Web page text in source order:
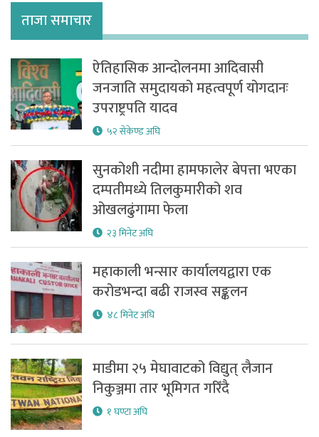
ताजा समाचार
ऐतिहासिक आन्दोलनमा आदिवासी
जनजाति समुदायको महत्वपूर्ण योगदानः
उपराष्ट्रपति यादव
५२ सेकेण्ड अघि
सुनकोशी नदीमा हामफालेर बेपत्ता भएका
दम्पतीमध्ये तिलकुमारीको शव
ओखलढुंगामा फेला
२३ मिनेट अघि
महाकाली भन्सार कार्यालयद्वारा एक
करोडभन्दा बढी राजस्व सङ्कलन
४८ मिनेट अघि
माडीमा २५ मेघावाटको विद्युत् लैजान
निकुञ्जमा तार भूमिगत गरिँदै
१ घण्टा अघि